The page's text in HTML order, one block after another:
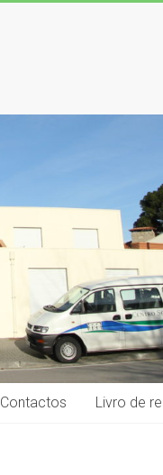
Contactos Livro de